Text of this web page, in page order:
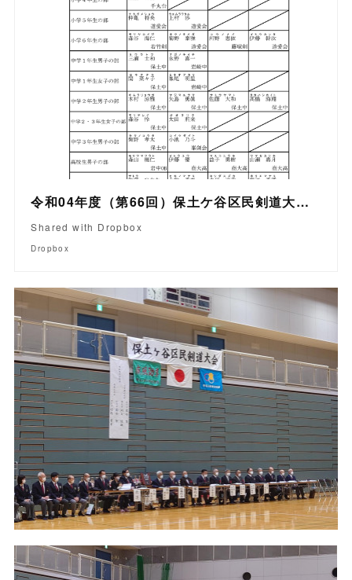
令和04年度（第66回）保土ケ谷区民剣道大会記録.pdf
Shared with Dropbox
Dropbox